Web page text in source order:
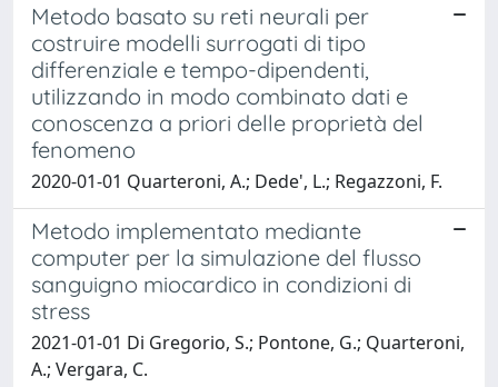
Metodo basato su reti neurali per
costruire modelli surrogati di tipo
differenziale e tempo-dipendenti,
utilizzando in modo combinato dati e
conoscenza a priori delle proprietà del
fenomeno
2020-01-01 Quarteroni, A.; Dede', L.; Regazzoni, F.
Metodo implementato mediante
computer per la simulazione del flusso
sanguigno miocardico in condizioni di
stress
2021-01-01 Di Gregorio, S.; Pontone, G.; Quarteroni,
A.; Vergara, C.